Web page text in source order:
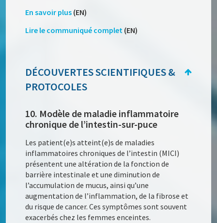
En savoir plus (EN)
Lire le communiqué complet (EN)
DÉCOUVERTES SCIENTIFIQUES &
PROTOCOLES
10. Modèle de maladie inflammatoire
chronique de l’intestin-sur-puce
Les patient(e)s atteint(e)s de maladies
inflammatoires chroniques de l’intestin (MICI)
présentent une altération de la fonction de
barrière intestinale et une diminution de
l’accumulation de mucus, ainsi qu’une
augmentation de l’inflammation, de la fibrose et
du risque de cancer. Ces symptômes sont souvent
exacerbés chez les femmes enceintes.